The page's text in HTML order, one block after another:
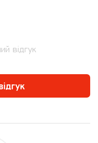
відгук